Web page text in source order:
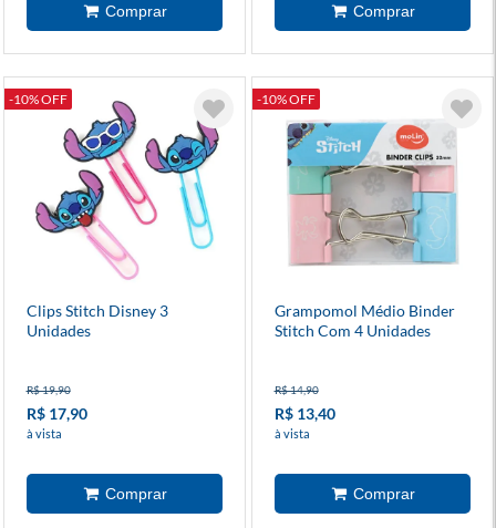
-10% OFF
Clips Stitch Disney 3
Unidades
R$ 19,90
R$ 17,90
à vista
-10% OFF
Grampomol Médio Binder
Stitch Com 4 Unidades
R$ 14,90
R$ 13,40
à vista